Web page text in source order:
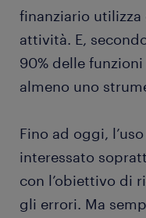
finanziario
attività. E,
90% delle
almeno uno
Fino ad oggi,
interessato
con l’obiettivo di
gli errori. Ma